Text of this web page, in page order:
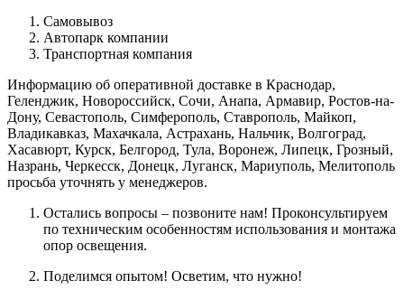
Самовывоз
Автопарк компании
Транспортная компания
Информацию об оперативной доставке в Краснодар,
Геленджик, Новороссийск, Сочи, Анапа, Армавир, Ростов-на-
Дону, Севастополь, Симферополь, Ставрополь, Майкоп,
Владикавказ, Махачкала, Астрахань, Нальчик, Волгоград,
Хасавюрт, Курск, Белгород, Тула, Воронеж, Липецк, Грозный,
Назрань, Черкесск, Донецк, Луганск, Мариуполь, Мелитополь
просьба уточнять у менеджеров.
Остались вопросы – позвоните нам! Проконсультируем
по техническим особенностям использования и монтажа
опор освещения.
Поделимся опытом! Осветим, что нужно!